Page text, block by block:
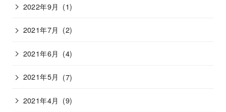
2022年9月 (1)
2021年7月 (2)
2021年6月 (4)
2021年5月 (7)
2021年4月 (9)